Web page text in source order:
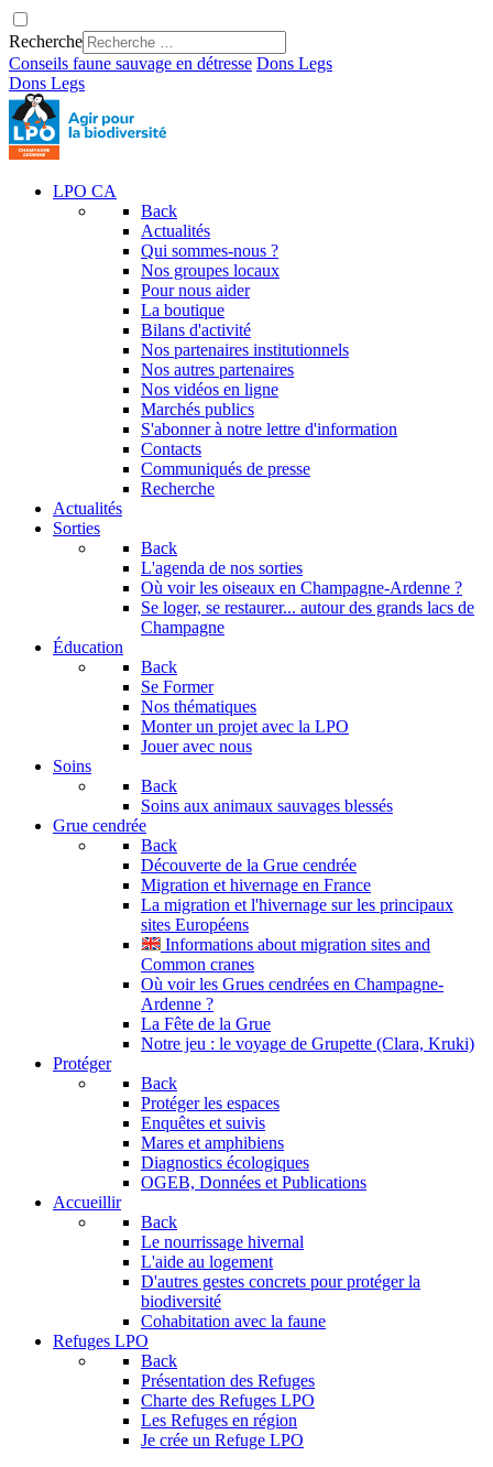
Recherche
Conseils faune sauvage en détresse Dons Legs
Dons Legs
LPO CA
Back
Actualités
Qui sommes-nous ?
Nos groupes locaux
Pour nous aider
La boutique
Bilans d'activité
Nos partenaires institutionnels
Nos autres partenaires
Nos vidéos en ligne
Marchés publics
S'abonner à notre lettre d'information
Contacts
Communiqués de presse
Recherche
Actualités
Sorties
Back
L'agenda de nos sorties
Où voir les oiseaux en Champagne-Ardenne ?
Se loger, se restaurer... autour des grands lacs de
Champagne
Éducation
Back
Se Former
Nos thématiques
Monter un projet avec la LPO
Jouer avec nous
Soins
Back
Soins aux animaux sauvages blessés
Grue cendrée
Back
Découverte de la Grue cendrée
Migration et hivernage en France
La migration et l'hivernage sur les principaux
sites Européens
Informations about migration sites and
Common cranes
Où voir les Grues cendrées en Champagne-
Ardenne ?
La Fête de la Grue
Notre jeu : le voyage de Grupette (Clara, Kruki)
Protéger
Back
Protéger les espaces
Enquêtes et suivis
Mares et amphibiens
Diagnostics écologiques
OGEB, Données et Publications
Accueillir
Back
Le nourrissage hivernal
L'aide au logement
D'autres gestes concrets pour protéger la
biodiversité
Cohabitation avec la faune
Refuges LPO
Back
Présentation des Refuges
Charte des Refuges LPO
Les Refuges en région
Je crée un Refuge LPO